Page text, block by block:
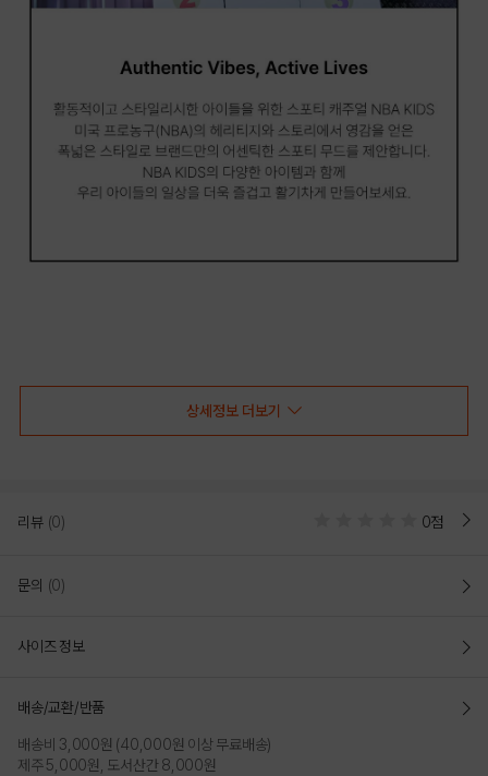
NBA키즈 피셔맨 샌들 GUARD IN
선택이 될 수 있도록 발등 스토퍼로 미세한 피팅 조절이 가능하며,
상세정보 더보기
리뷰 (0) 0점
문의 (0)
사이즈 정보
배송/교환/반품
배송비 3,000원 (40,000원 이상 무료배송)
제주 5,000원, 도서산간 8,000원